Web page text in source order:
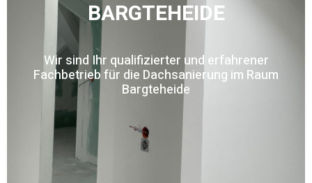
BARGTEHEIDE
Wir sind Ihr qualifizierter und erfahrener
Fachbetrieb für die Dachsanierung im Raum
Bargteheide